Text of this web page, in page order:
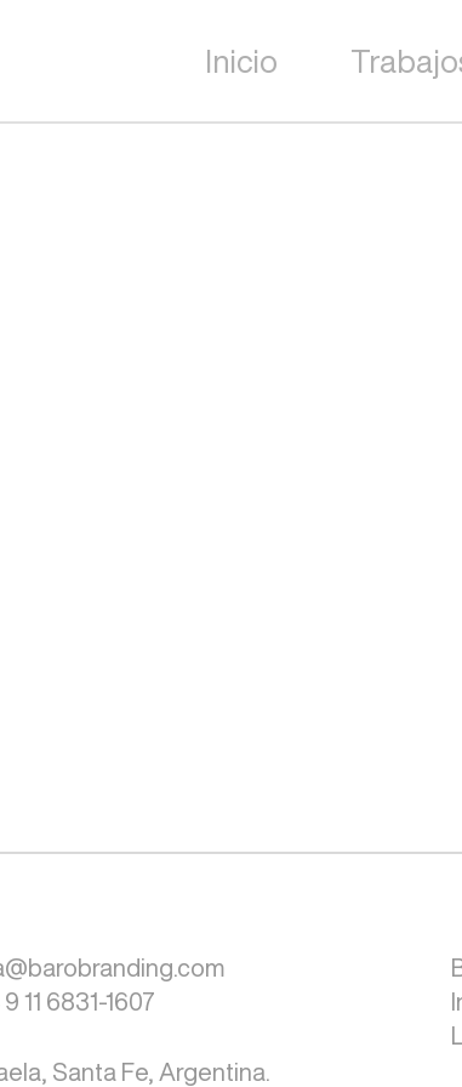
Inicio
11 6831-1607
Santa Fe, Argentina.